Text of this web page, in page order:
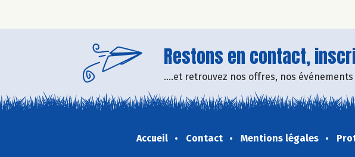
Restons en contact,
....et retrouvez nos offres, nos
Accueil Contact Mentions légales